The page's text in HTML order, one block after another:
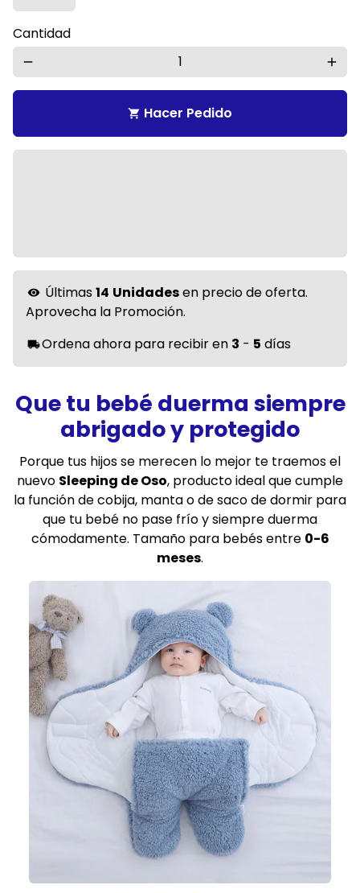
Cantidad
remove add
shopping_cart Hacer Pedido
visibility Últimas14 Unidadesen precio de oferta.
Aprovecha la Promoción.
local_shippingOrdena ahora para recibir en 3 - 5 días
Que tu bebé duerma siempre
abrigado y protegido
Porque tus hijos se merecen lo mejor te traemos el
nuevo Sleeping de Oso, producto ideal que cumple
la función de cobija, manta o de saco de dormir para
que tu bebé no pase frío y siempre duerma
cómodamente. Tamaño para bebés entre 0-6
meses.